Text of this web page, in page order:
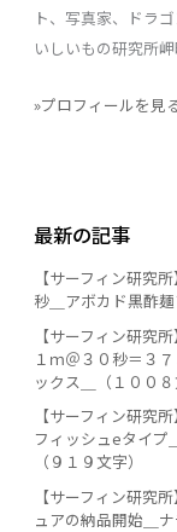
ト、写真家、ドラ
いしいもの研究所岬
»プロフィールを見
最新の記事
【サーフィン研究
秒＿アボカド黒酢
【サーフィン研究
１ｍ＠３０秒＝３
ックス＿（１００８
【サーフィン研究
フィッシュeタイプ
（９１９文字）
【サーフィン研究
ュアの納品開始＿